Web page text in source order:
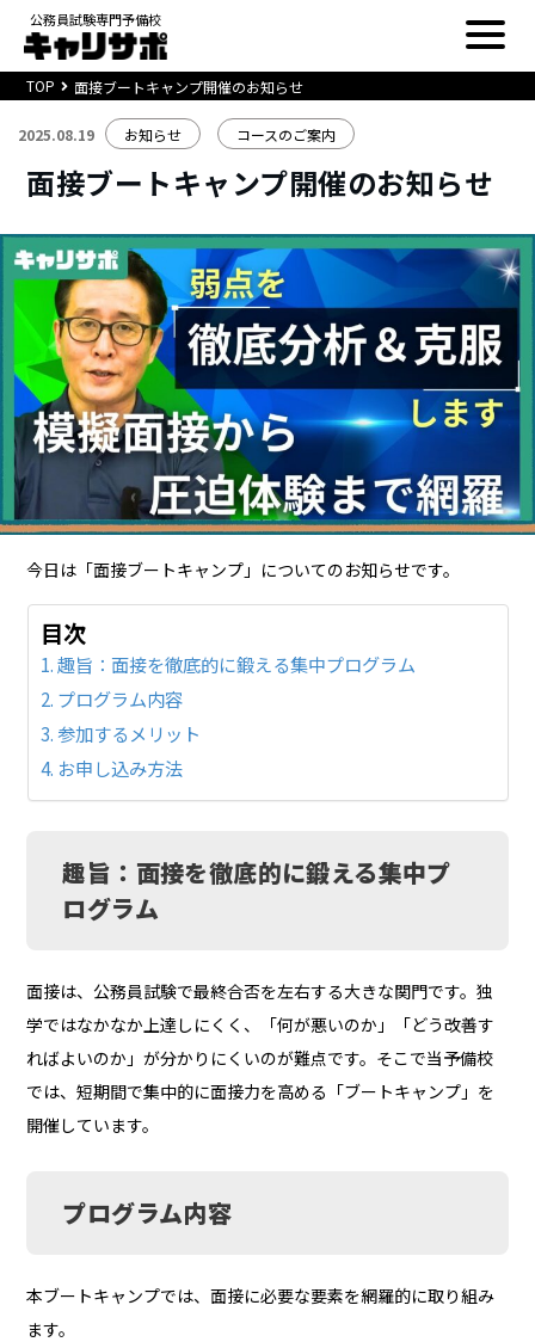
公務員試験専門予備校
TOP 面接ブートキャンプ開催のお知らせ
2025.08.19 お知らせ コースのご案内
面接ブートキャンプ開催のお知らせ
今日は「面接ブートキャンプ」についてのお知らせです。
目次
趣旨：面接を徹底的に鍛える集中プログラム
プログラム内容
参加するメリット
お申し込み方法
趣旨：面接を徹底的に鍛える集中プ
ログラム
面接は、公務員試験で最終合否を左右する大きな関門です。独
学ではなかなか上達しにくく、「何が悪いのか」「どう改善す
ればよいのか」が分かりにくいのが難点です。そこで当予備校
では、短期間で集中的に面接力を高める「ブートキャンプ」を
開催しています。
プログラム内容
本ブートキャンプでは、面接に必要な要素を網羅的に取り組み
ます。